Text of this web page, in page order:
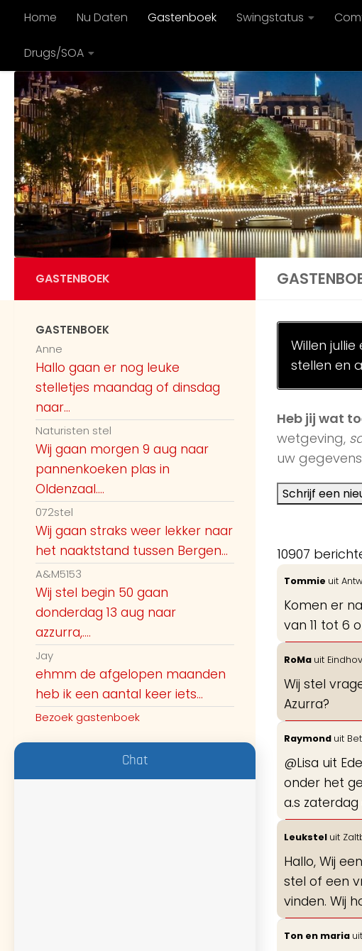
Doorgaan naar inhoud
Home Nu Daten Gastenboek Swingstatus
Drugs/SOA
Willen
stellen en
Heb jij wat
wetgeving,
uw
10907
Tommie uit
Komen er
van 11 tot 6
RoMa uit
Wij stel
Azurra?
Raymond uit
@Lisa uit
onder het
a.s
Leukstel uit
Hallo, Wij
stel of een
vinden. Wij
Ton en maria uit
GASTENBOEK
GASTENBOEK
Anne
Hallo gaan er nog leuke
stelletjes maandag of dinsdag
naar...
Naturisten stel
Wij gaan morgen 9 aug naar
pannenkoeken plas in
Oldenzaal....
072stel
Wij gaan straks weer lekker naar
het naaktstand tussen Bergen...
A&M5153
Wij stel begin 50 gaan
donderdag 13 aug naar
azzurra,....
Jay
ehmm de afgelopen maanden
heb ik een aantal keer iets...
Bezoek gastenboek
Chat